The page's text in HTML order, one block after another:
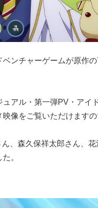
ンチャーゲームが原作の
ュアル・第一弾PV・アイ
像をご覧いただけます
、森久保祥太郎さん、
。